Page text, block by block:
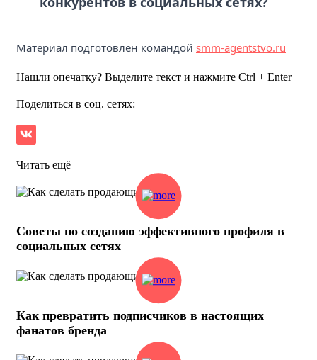
Материал подготовлен командой smm-agentstvo.ru
Нашли опечатку? Выделите текст и нажмите Ctrl + Enter
Поделиться в соц. сетях:
Читать ещё
Советы по созданию эффективного профиля в
социальных сетях
Как превратить подписчиков в настоящих
фанатов бренда